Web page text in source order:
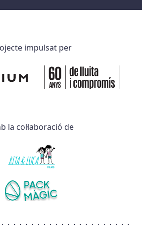
impulsat per
la col·laboració de